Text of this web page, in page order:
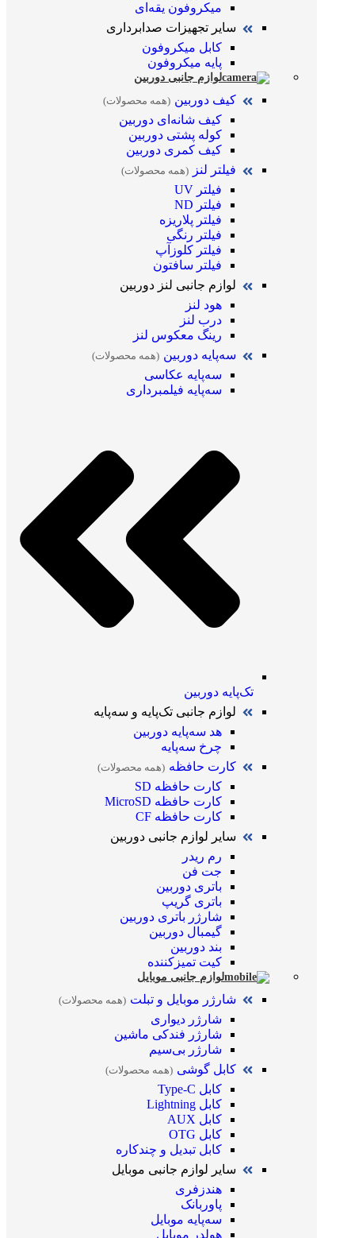
میکروفون یقه‌ای
سایر تجهیزات صدابرداری
کابل میکروفون
پایه میکروفون
لوازم جانبی دوربین
کیف دوربین (همه محصولات)
کیف شانه‌ای دوربین
کوله پشتی دوربین
کیف کمری دوربین
فیلتر لنز
(همه محصولات)
فیلتر UV
فیلتر ND
فیلتر پلاریزه
فیلتر رنگی
فیلتر کلوزآپ
فیلتر سافتون
لوازم جانبی لنز دوربین
هود لنز
درب لنز
رینگ معکوس لنز
سه‌پایه دوربین (همه محصولات)
سه‌پایه عکاسی
سه‌پایه فیلمبرداری
تک‌پایه دوربین
لوازم جانبی تک‌پایه و سه‌پایه
هد سه‌پایه دوربین
چرخ سه‌پایه
کارت حافظه (همه محصولات)
کارت حافظه SD
کارت حافظه MicroSD
کارت حافظه CF
سایر لوازم جانبی دوربین
رم ریدر
جت فن
باتری دوربین
باتری گریپ
شارژر باتری دوربین
گیمبال دوربین
بند دوربین
کیت تمیز‌کننده
لوازم جانبی موبایل
شارژر موبایل و تبلت (همه محصولات)
شارژر دیواری
شارژر فندکی ماشین
شارژر بی‌سیم
کابل گوشی (همه محصولات)
کابل Type-C
کابل Lightning
کابل AUX
کابل OTG
کابل تبدیل و چندکاره
سایر لوازم جانبی موبایل
هندزفری
پاوربانک
سه‌پایه موبایل
هولدر موبایل